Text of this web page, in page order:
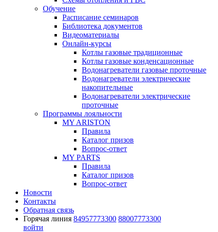
Обучение
Расписание семинаров
Библиотека документов
Видеоматериалы
Онлайн-курсы
Котлы газовые традиционные
Котлы газовые конденсационные
Водонагреватели газовые проточные
Водонагреватели электрические
накопительные
Водонагреватели электрические
проточные
Программы лояльности
MY ARISTON
Правила
Каталог призов
Вопрос-ответ
MY PARTS
Правила
Каталог призов
Вопрос-ответ
Новости
Контакты
Обратная связь
Горячая линия 84957773300 88007773300
войти